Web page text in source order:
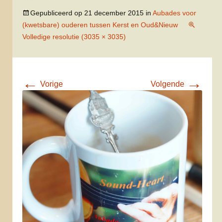
Gepubliceerd op 21 december 2015 in Aubades voor
(kwetsbare) ouderen tussen Kerst en Oud&Nieuw
Volledige resolutie (3035 × 3035)
← Vorige Volgende →